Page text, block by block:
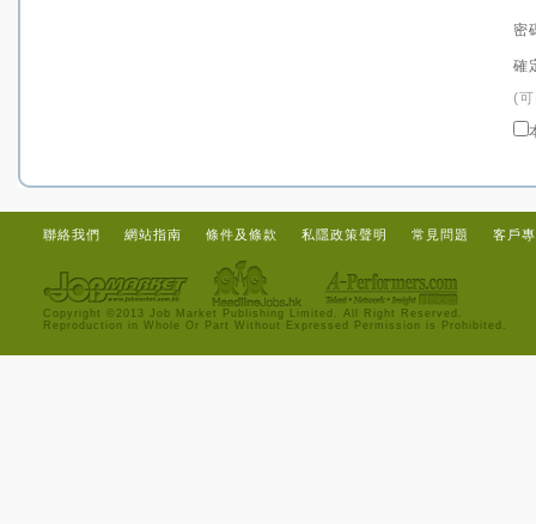
密
確
(
聯絡我們 網站指南 條件及條款 私隱政策聲明 常見問題 客戶
Copyright ©2013 Job Market Publishing Limited. All Right Reserved.
Reproduction in Whole Or Part Without Expressed Permission is Prohibited.